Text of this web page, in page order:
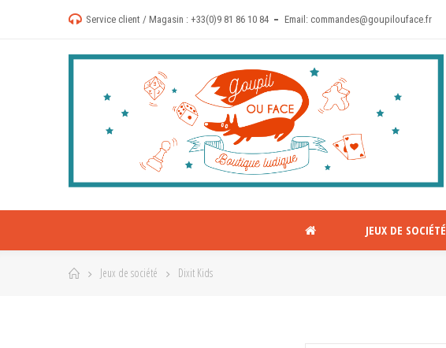
Service client / Magasin : +33(0)9 81 86 10 84 Email: commandes@goupilouface.fr
JEUX DE SOCIÉTÉ
Jeux de société Dixit Kids